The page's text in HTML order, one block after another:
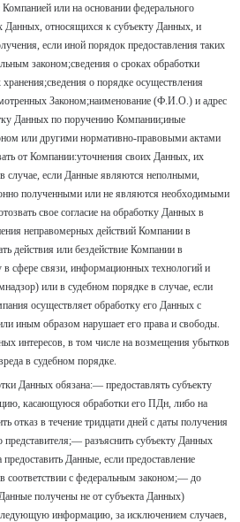
или на основании федерального
Данных, относящихся к субъекту Данных, и
если иной порядок предоставления таких
законом;сведения о сроках обработки
о порядке осуществления
Законом;наименование (Ф.И.О.) и адрес
Данных по поручению Компании;иные
или другими нормативно-правовыми актами
от Компании:уточнения своих Данных, их
случае, если Данные являются неполными,
полученными или не являются необходимыми
свое согласие на обработку Данных в
неправомерных действий Компании в
действия или бездействие Компании в
сфере связи, информационных технологий и
или в судебном порядке в случае, если
осуществляет обработку его Данных с
иным образом нарушает его права и свободы.
интересов, в том числе на возмещения убытков
в судебном порядке.
Данных обязана:— предоставлять субъекту
касающуюся обработки его ПДн, либо на
отказ в течение тридцати дней с даты получения
представителя;— разъяснить субъекту Данных
Данные, если предоставление
соответствии с федеральным законом;— до
получены не от субъекта Данных)
информацию, за исключением случаев,